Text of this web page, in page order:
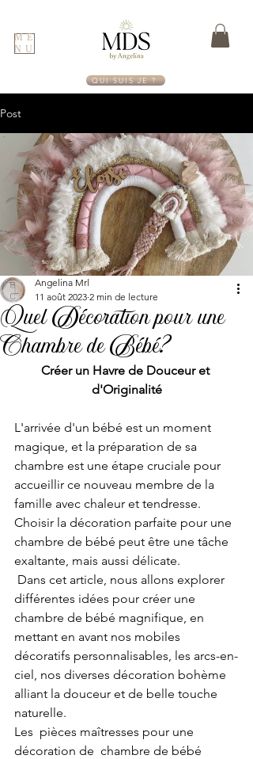
ME
NU
QUI SUIS JE ?
Post
Quel Décoration pour une
Chambre de Bébé?
Angelina Mrl
11 août 2023 2 min de lecture
Créer un Havre de Douceur et
d'Originalité
L'arrivée d'un bébé est un moment
magique, et la préparation de sa
chambre est une étape cruciale pour
accueillir ce nouveau membre de la
famille avec chaleur et tendresse.
Choisir la décoration parfaite pour une
chambre de bébé peut être une tâche
exaltante, mais aussi délicate.
différentes idées pour créer une
chambre de bébé magnifique, en
mettant en avant nos mobiles
décoratifs personnalisables, les arcs-en-
ciel, nos diverses décoration bohème
alliant la douceur et de belle touche
naturelle.
Les  pièces maîtresses pour une
décoration de  chambre de bébé